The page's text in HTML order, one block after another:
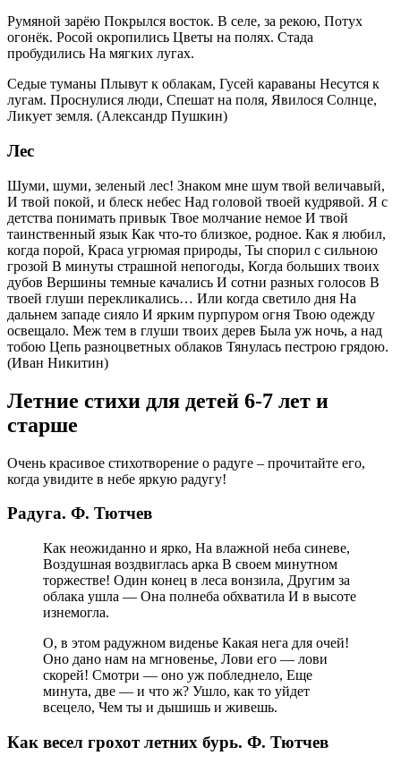
Румяной зарёю Покрылся восток. В селе, за рекою, Потух
огонёк. Росой окропились Цветы на полях. Стада
пробудились На мягких лугах.
Седые туманы Плывут к облакам, Гусей караваны Несутся к
лугам. Проснулися люди, Спешат на поля, Явилося Солнце,
Ликует земля. (Александр Пушкин)
Лес
Шуми, шуми, зеленый лес! Знаком мне шум твой величавый,
И твой покой, и блеск небес Над головой твоей кудрявой. Я с
детства понимать привык Твое молчание немое И твой
таинственный язык Как что-то близкое, родное. Как я любил,
когда порой, Краса угрюмая природы, Ты спорил с сильною
грозой В минуты страшной непогоды, Когда больших твоих
дубов Вершины темные качались И сотни разных голосов В
твоей глуши перекликались… Или когда светило дня На
дальнем западе сияло И ярким пурпуром огня Твою одежду
освещало. Меж тем в глуши твоих дерев Была уж ночь, а над
тобою Цепь разноцветных облаков Тянулась пестрою грядою.
(Иван Никитин)
Летние стихи для детей 6-7 лет и
старше
Очень красивое стихотворение о радуге – прочитайте его,
когда увидите в небе яркую радугу!
Радуга. Ф. Тютчев
Как неожиданно и ярко, На влажной неба синеве,
Воздушная воздвиглась арка В своем минутном
торжестве! Один конец в леса вонзила, Другим за
облака ушла — Она полнеба обхватила И в высоте
изнемогла.
О, в этом радужном виденье Какая нега для очей!
Оно дано нам на мгновенье, Лови его — лови
скорей! Смотри — оно уж побледнело, Еще
минута, две — и что ж? Ушло, как то уйдет
всецело, Чем ты и дышишь и живешь.
Как весел грохот летних бурь. Ф. Тютчев